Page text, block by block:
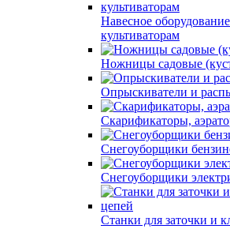
Навесное
культиваторам
Ножницы садовые
Опрыскиватели и
Скарификаторы,
Снегоуборщики
Снегоуборщики
Станки для заточки и